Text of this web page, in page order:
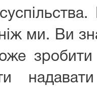
ми. Ви
зробити